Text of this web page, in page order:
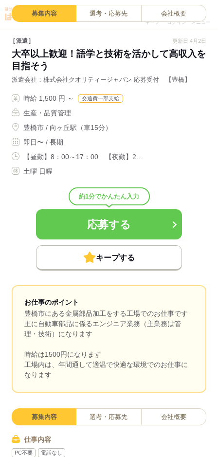
キープ ログイン メニュー
募集内容 選考・応募先 会社概要
派遣 更新日:4月2日
大卒以上歓迎！語学と技術を活かして高収入を
目指そう
派遣会社 株式会社クオリティージャパン 応募受付 【豊橋】
時給 1,500 円 ～ 交通費一部支給
生産・品質管理
豊橋市 / 向ヶ丘駅（車15分）
即日〜 / 長期
【昼勤】8：00～17：00 【夜勤】2…
土曜 日曜
約1分でかんたん入力
応募する
キープする
お仕事のポイント
豊橋市にある金属部品加工をする工場でのお仕事です
主に自動車部品に係るエンジニア業務（主業務は管
理・技術）になります
時給は1500円になります
工場内は、年間通して適温で快適な環境でのお仕事に
なります
募集内容 選考・応募先 会社概要
仕事内容
PC不要 電話なし